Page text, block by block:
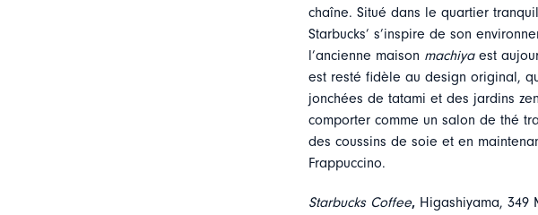
chaîne. Situé dans le quartier
Starbucks’ s’inspire de son
l’ancienne maison machiya est
est resté fidèle au design original,
jonchées de tatami et des jardins
comporter comme un salon de thé
des coussins de soie et en
Frappuccino.
Starbucks Coffee, Higashiyama, 349